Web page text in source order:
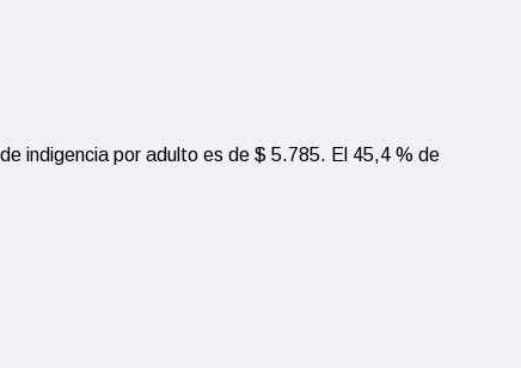
indigencia por adulto es de $ 5.785. El 45,4 % de